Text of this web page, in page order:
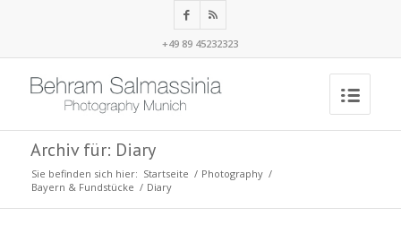
+49 89 45232323
Archiv für: Diary
Sie befinden sich hier: Startseite / Photography /
Bayern & Fundstücke / Diary